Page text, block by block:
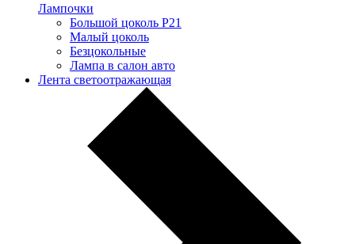
Лампочки
Большой цоколь P21
Малый цоколь
Безцокольные
Лампа в салон авто
Лента светоотражающая